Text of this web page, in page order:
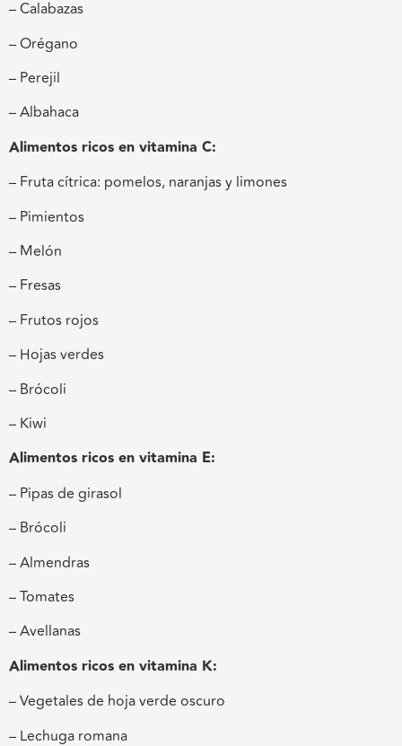
– Calabazas
– Orégano
– Perejil
– Albahaca
Alimentos ricos en vitamina C:
– Fruta cítrica: pomelos, naranjas y limones
– Pimientos
– Melón
– Fresas
– Frutos rojos
– Hojas verdes
– Brócoli
– Kiwi
Alimentos ricos en vitamina E:
– Pipas de girasol
– Brócoli
– Almendras
– Tomates
– Avellanas
Alimentos ricos en vitamina K:
– Vegetales de hoja verde oscuro
– Lechuga romana